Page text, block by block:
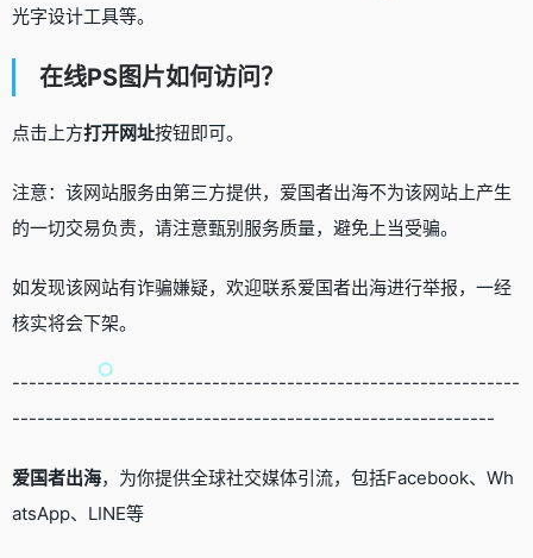
光字设计工具等。
在线PS图片如何访问？
点击上方打开网址按钮即可。
注意：该网站服务由第三方提供，爱国者出海不为该网站上产生
的一切交易负责，请注意甄别服务质量，避免上当受骗。
如发现该网站有诈骗嫌疑，欢迎联系爱国者出海进行举报，一经
核实将会下架。
-------------------------------------------------------------
----------------------------------------------------------
爱国者出海，为你提供全球社交媒体引流，包括Facebook、Wh
atsApp、LINE等